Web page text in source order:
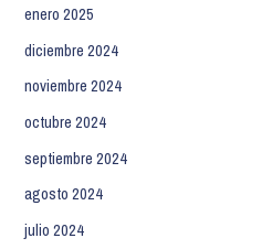
enero 2025
diciembre 2024
noviembre 2024
octubre 2024
septiembre 2024
agosto 2024
julio 2024